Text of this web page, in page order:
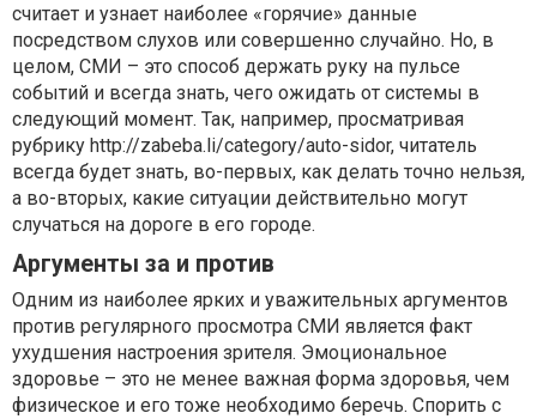
считает и узнает наиболее «горячие» данные
посредством слухов или совершенно случайно. Но, в
целом, СМИ – это способ держать руку на пульсе
событий и всегда знать, чего ожидать от системы в
следующий момент. Так, например, просматривая
рубрику http://zabeba.li/category/auto-sidor, читатель
всегда будет знать, во-первых, как делать точно нельзя,
а во-вторых, какие ситуации действительно могут
случаться на дороге в его городе.
Аргументы за и против
Одним из наиболее ярких и уважительных аргументов
против регулярного просмотра СМИ является факт
ухудшения настроения зрителя. Эмоциональное
здоровье – это не менее важная форма здоровья, чем
физическое и его тоже необходимо беречь. Спорить с